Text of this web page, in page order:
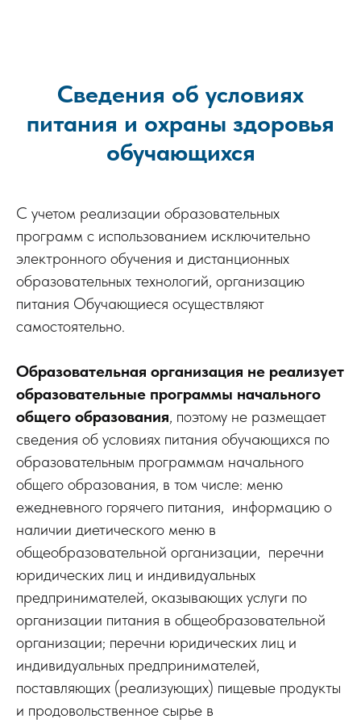
Сведения об условиях
питания и охраны здоровья
обучающихся
С учетом реализации образовательных
программ с использованием исключительно
электронного обучения и дистанционных
образовательных технологий, организацию
питания Обучающиеся осуществляют
самостоятельно.
Образовательная организация не реализует
образовательные программы начального
общего образования, поэтому не размещает
сведения об условиях питания обучающихся по
образовательным программам начального
общего образования, в том числе: меню
ежедневного горячего питания, информацию о
наличии диетического меню в
общеобразовательной организации, перечни
юридических лиц и индивидуальных
предпринимателей, оказывающих услуги по
организации питания в общеобразовательной
организации; перечни юридических лиц и
индивидуальных предпринимателей,
поставляющих (реализующих) пищевые продукты
и продовольственное сырье в